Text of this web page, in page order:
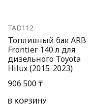
TAD112
Топливный бак ARB
Frontier 140 л для
дизельного Toyota
Hilux (2015-2023)
906 500 ₸
В КОРЗИНУ